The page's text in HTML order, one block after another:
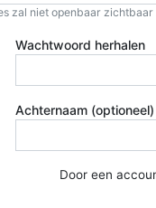
zal niet openbaar zichtbaar
Wachtwoord herhalen
Achternaam (optioneel)
Door een